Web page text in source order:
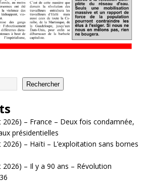
Rechercher
2026) – France – Deux fois condamnée,
présidentielles
2026) – Haïti – L’exploitation sans bornes
2026) – Il y a 90 ans – Révolution